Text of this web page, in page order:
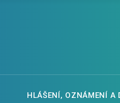
HLÁŠENÍ, OZNÁMENÍ A